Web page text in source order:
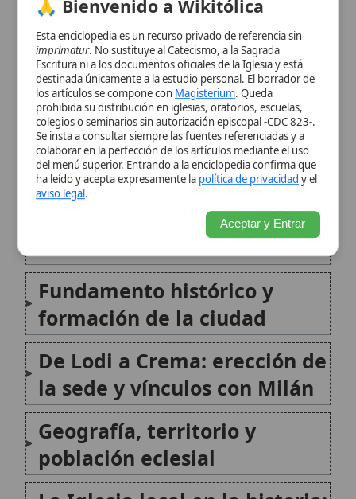
Identidad y situación
eclesiástica
Fundamento histórico y
formación de la ciudad
De Lodi a Crema: erección de
la sede y vínculos con Milán
Geografía, territorio y
La Iglesia local en la historia:
comunión y continuidad
Obispos y figuras destacadas
Espiritualidad y devoción
mariana
Nueva evangelización,
sínodo diocesano y desafíos
contemporáneos
Aceptar y Entrar